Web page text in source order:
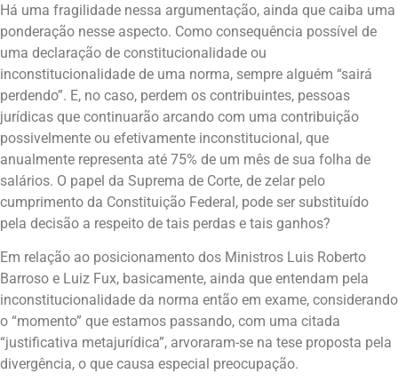
Há uma fragilidade nessa argumentação, ainda que caiba uma
ponderação nesse aspecto. Como consequência possível de
uma declaração de constitucionalidade ou
inconstitucionalidade de uma norma, sempre alguém “sairá
perdendo”. E, no caso, perdem os contribuintes, pessoas
jurídicas que continuarão arcando com uma contribuição
possivelmente ou efetivamente inconstitucional, que
anualmente representa até 75% de um mês de sua folha de
salários. O papel da Suprema de Corte, de zelar pelo
cumprimento da Constituição Federal, pode ser substituído
pela decisão a respeito de tais perdas e tais ganhos?
Em relação ao posicionamento dos Ministros Luis Roberto
Barroso e Luiz Fux, basicamente, ainda que entendam pela
inconstitucionalidade da norma então em exame, considerando
o “momento” que estamos passando, com uma citada
“justificativa metajurídica”, arvoraram-se na tese proposta pela
divergência, o que causa especial preocupação.